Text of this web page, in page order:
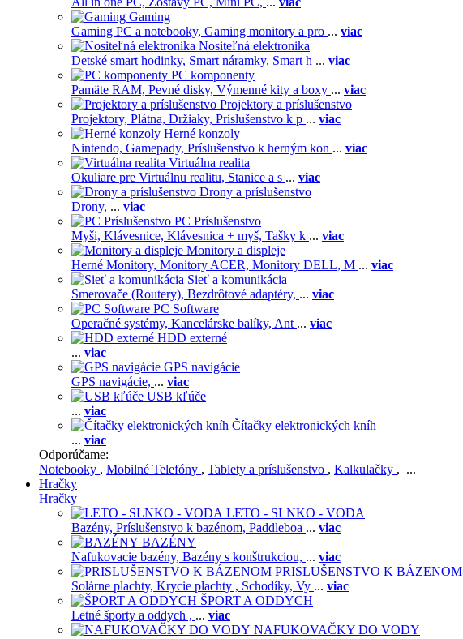
Gaming
Gaming PC a notebooky, Gaming monitory a pro ... viac
Nositeľná elektronika
Detské smart hodinky, Smart náramky, Smart h ... viac
PC komponenty
Pamäte RAM, Pevné disky, Výmenné kity a boxy ... viac
Projektory a príslušenstvo
Projektory, Plátna, Držiaky, Príslušenstvo k p ... viac
Herné konzoly
Nintendo, Gamepady, Príslušenstvo k herným kon ... viac
Virtuálna realita
Okuliare pre Virtuálnu realitu, Stanice a s ... viac
Drony a príslušenstvo
Drony, ... viac
PC Príslušenstvo
Myši, Klávesnice, Klávesnica + myš, Tašky k ... viac
Monitory a displeje
Herné Monitory, Monitory ACER, Monitory DELL, M ... viac
Sieť a komunikácia
Smerovače (Routery), Bezdrôtové adaptéry, ... viac
PC Software
Operačné systémy, Kancelárske balíky, Ant ... viac
HDD externé
... viac
GPS navigácie
GPS navigácie, ... viac
USB kľúče
... viac
Čítačky elektronických kníh
... viac
Odporúčame:
Notebooky , Mobilné Telefóny , Tablety a príslušenstvo , Kalkulačky , ...
Hračky
Hračky
LETO - SLNKO - VODA
Bazény, Príslušenstvo k bazénom, Paddleboa ... viac
BAZÉNY
Nafukovacie bazény, Bazény s konštrukciou, ... viac
PRISLUŠENSTVO K BÁZENOM
Solárne plachty, Krycie plachty , Schodíky, Vy ... viac
ŠPORT A ODDYCH
Letné športy a oddych , ... viac
NAFUKOVAČKY DO VODY